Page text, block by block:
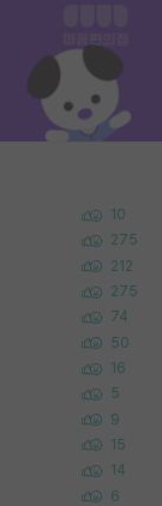
10
275
212
275
74
50
16
5
9
15
14
6